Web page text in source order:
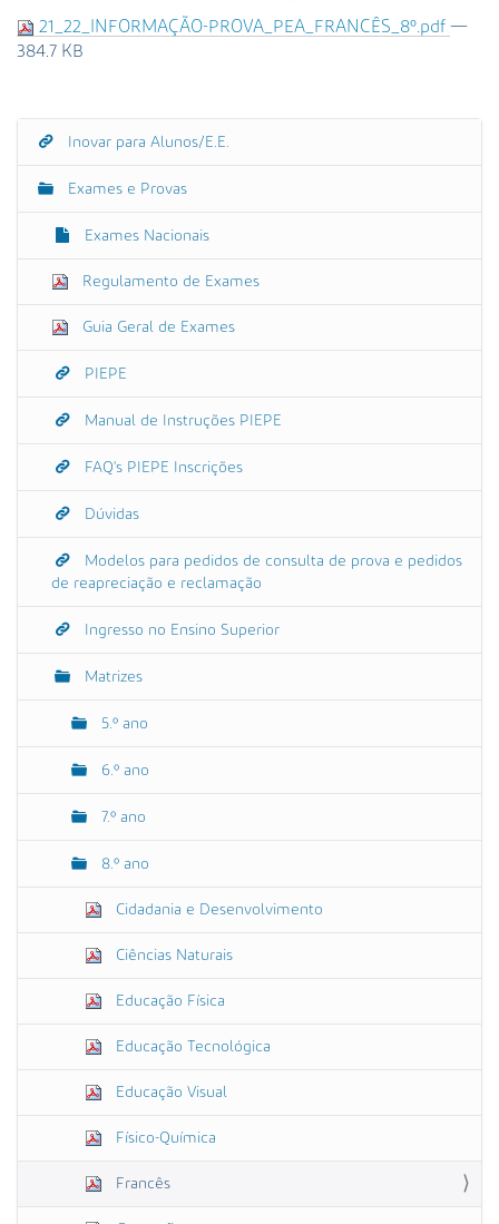
A
v
21_22_INFORMAÇÃO-PROVA_PEA_FRANCÊS_8º.pdf —
384.7 KB
N
Inovar para Alunos/E.E.
Exames e Provas
Exames Nacionais
Regulamento de Exames
Guia Geral de Exames
PIEPE
Manual de Instruções PIEPE
FAQ's PIEPE Inscrições
Dúvidas
Modelos para pedidos de consulta de prova e pedidos
de reapreciação e reclamação
Ingresso no Ensino Superior
Matrizes
5.º ano
6.º ano
7.º ano
8.º ano
Cidadania e Desenvolvimento
Ciências Naturais
Educação Física
Educação Tecnológica
Educação Visual
Físico-Química
Francês